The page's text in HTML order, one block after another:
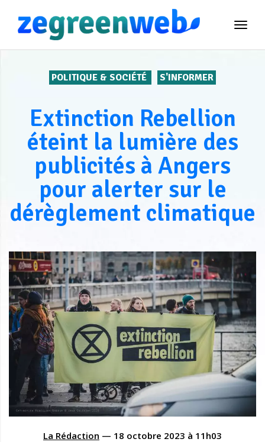
POLITIQUE & SOCIÉTÉ S'INFORMER
Extinction Rebellion
éteint la lumière des
publicités à Angers
pour alerter sur le
dérèglement climatique
La Rédaction — 18 octobre 2023 à 11h03